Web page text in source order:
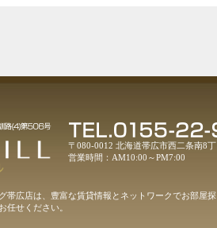
〒080-0012 北海道帯広市西二条南8
営業時間：AM10:00～PM7:00
帯広店は、豊富な賃貸情報とネットワークでお部屋
任せください。